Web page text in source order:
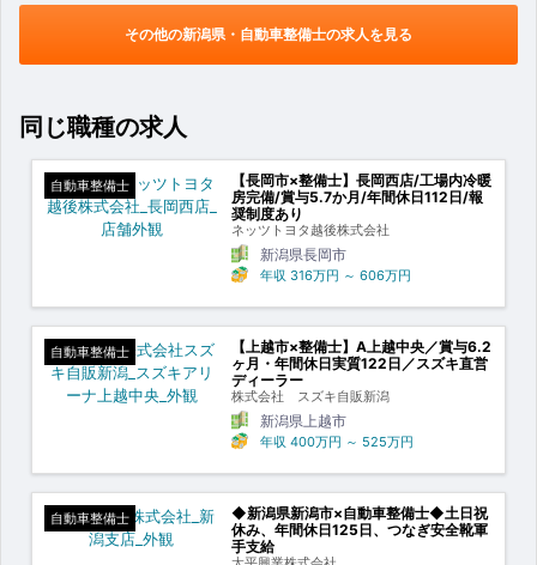
その他の新潟県・自動車整備士の求人を見る
同じ職種の求人
自動車整備士
【長岡市×整備士】長岡西店/工場内冷暖
房完備/賞与5.7か月/年間休日112日/報
奨制度あり
ネッツトヨタ越後株式会社
新潟県長岡市
年収 316万円 ～ 606万円
自動車整備士
【上越市×整備士】A上越中央／賞与6.2
ヶ月・年間休日実質122日／スズキ直営
ディーラー
株式会社 スズキ自販新潟
新潟県上越市
年収 400万円 ～ 525万円
自動車整備士
◆新潟県新潟市×自動車整備士◆土日祝
休み、年間休日125日、つなぎ安全靴軍
手支給